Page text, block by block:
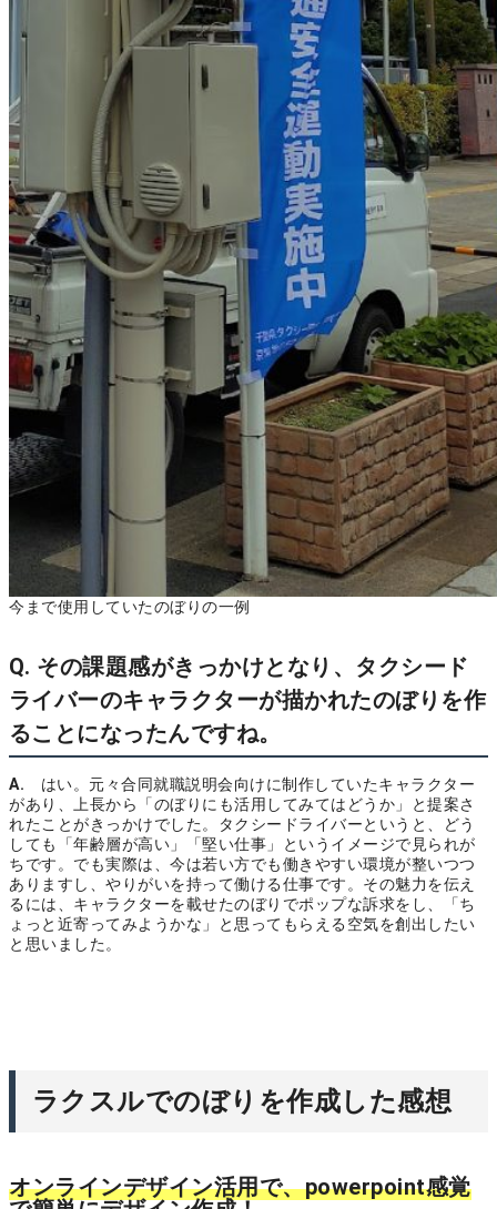
今まで使用していたのぼりの一例
Q. その課題感がきっかけとなり、タクシード
ライバーのキャラクターが描かれたのぼりを作
ることになったんですね。
A.
はい。元々合同就職説明会向けに制作していたキャラクター
があり、上長から「のぼりにも活用してみてはどうか」と提案さ
れたことがきっかけでした。タクシードライバーというと、どう
しても「年齢層が高い」「堅い仕事」というイメージで見られが
ちです。でも実際は、今は若い方でも働きやすい環境が整いつつ
ありますし、やりがいを持って働ける仕事です。その魅力を伝え
るには、キャラクターを載せたのぼりでポップな訴求をし、「ち
ょっと近寄ってみようかな」と思ってもらえる空気を創出したい
と思いました。
ラクスルでのぼりを作成した感想
オンラインデザイン活用で、powerpoint感覚